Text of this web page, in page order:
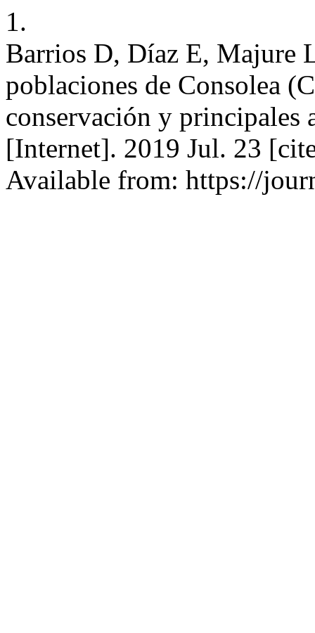
1.
Barrios D, Díaz E, Majure
poblaciones de Consolea
conservación y principales
[Internet]. 2019 Jul. 23
Available from: https://